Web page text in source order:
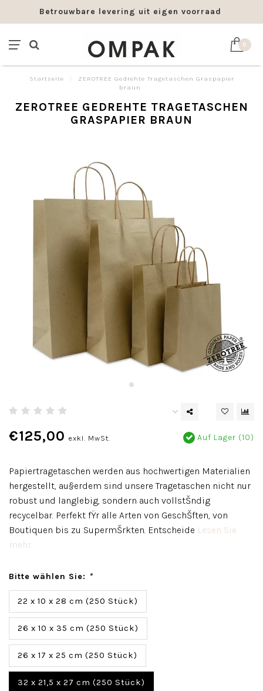
Betrouwbare levering uit eigen voorraad
0
Startseite
ZEROTREE Gedrehte Tragetaschen Graspapier
braun
ZEROTREE GEDREHTE TRAGETASCHEN
GRASPAPIER BRAUN
€125,00 exkl. MwSt. Auf Lager (10)
Papiertragetaschen werden aus hochwertigen Materialien
hergestellt, au§erdem sind unsere Tragetaschen nicht nur
robust und langlebig, sondern auch vollstŠndig
recycelbar. Perfekt fŸr alle Arten von GeschŠften, von
Boutiquen bis zu SupermŠrkten. Entscheide Lesen Sie
mehr..
Bitte wählen Sie: *
22 x 10 x 28 cm (250 Stück)
26 x 10 x 35 cm (250 Stück)
26 x 17 x 25 cm (250 Stück)
32 x 21,5 x 27 cm (250 Stück)